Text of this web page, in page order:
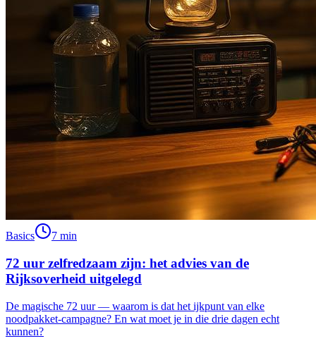
Basics 7 min
72 uur zelfredzaam zijn: het advies van de
Rijksoverheid uitgelegd
De magische 72 uur — waarom is dat het ijkpunt van elke
noodpakket-campagne? En wat moet je in die drie dagen echt
kunnen?